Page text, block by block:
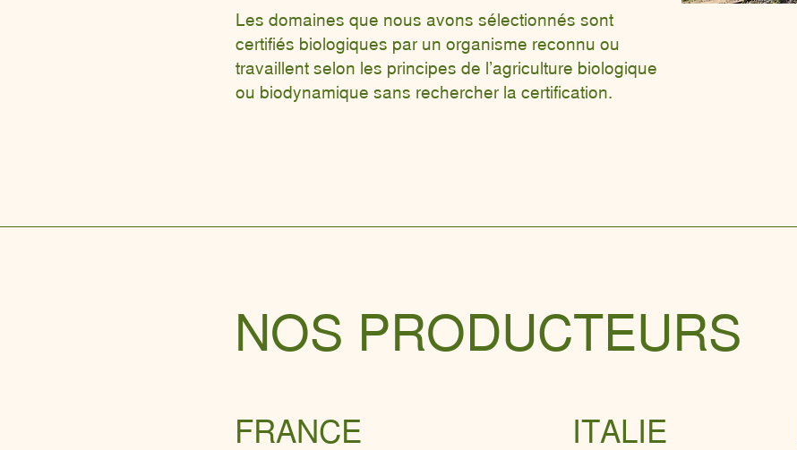
Les domaines que nous avons sélectionnés sont
certifiés biologiques par un organisme reconnu ou
travaillent selon les principes de l’agriculture biologique
ou biodynamique sans rechercher la certification.
NOS PRODUCTEURS
FRANCE ITALIE